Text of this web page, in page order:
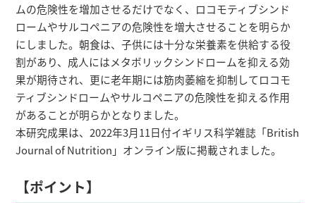
ムの危険性を増加させるだけでなく、ロコモティブシンド
ロームやサルコペニアの危険性を増大させることを明らか
にしました。朝食は、子供には十分な栄養素を供給する役
割があり、成人にはメタボリックシンドロームを抑える効
果が期待され、更に老年期には筋肉萎縮を抑制してロコモ
ティブシンドロームやサルコペニアの危険性を抑える作用
があることが明らかとなりました。
本研究成果は、2022年3月11日付イギリス科学雑誌「British
Journal of Nutrition」オンライン版に掲載されました。
【ポイント】